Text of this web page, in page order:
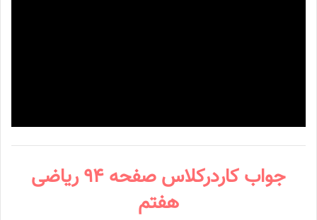
جواب کاردرکلاس صفحه ۹۴ ریاضی
هفتم